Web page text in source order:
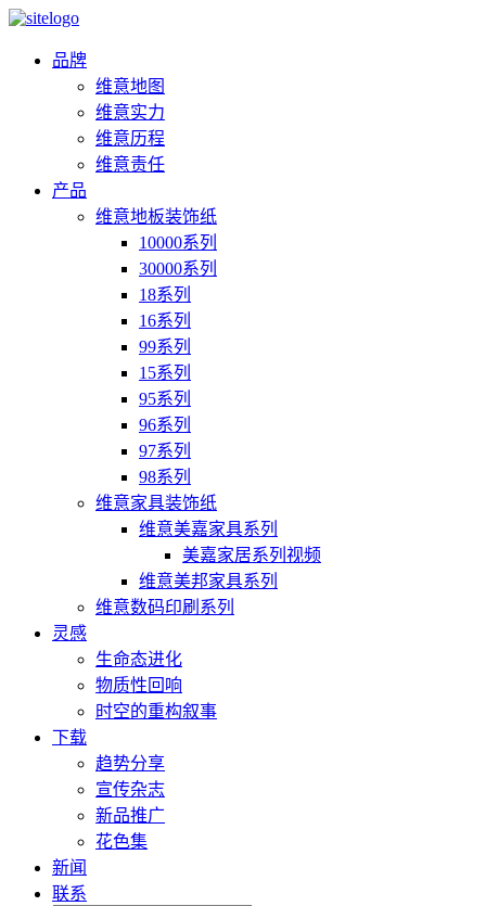
品牌
维意地图
维意实力
维意历程
维意责任
产品
维意地板装饰纸
10000系列
30000系列
18系列
16系列
99系列
15系列
95系列
96系列
97系列
98系列
维意家具装饰纸
维意美嘉家具系列
美嘉家居系列视频
维意美邦家具系列
维意数码印刷系列
灵感
生命态进化
物质性回响
时空的重构叙事
下载
趋势分享
宣传杂志
新品推广
花色集
新闻
联系